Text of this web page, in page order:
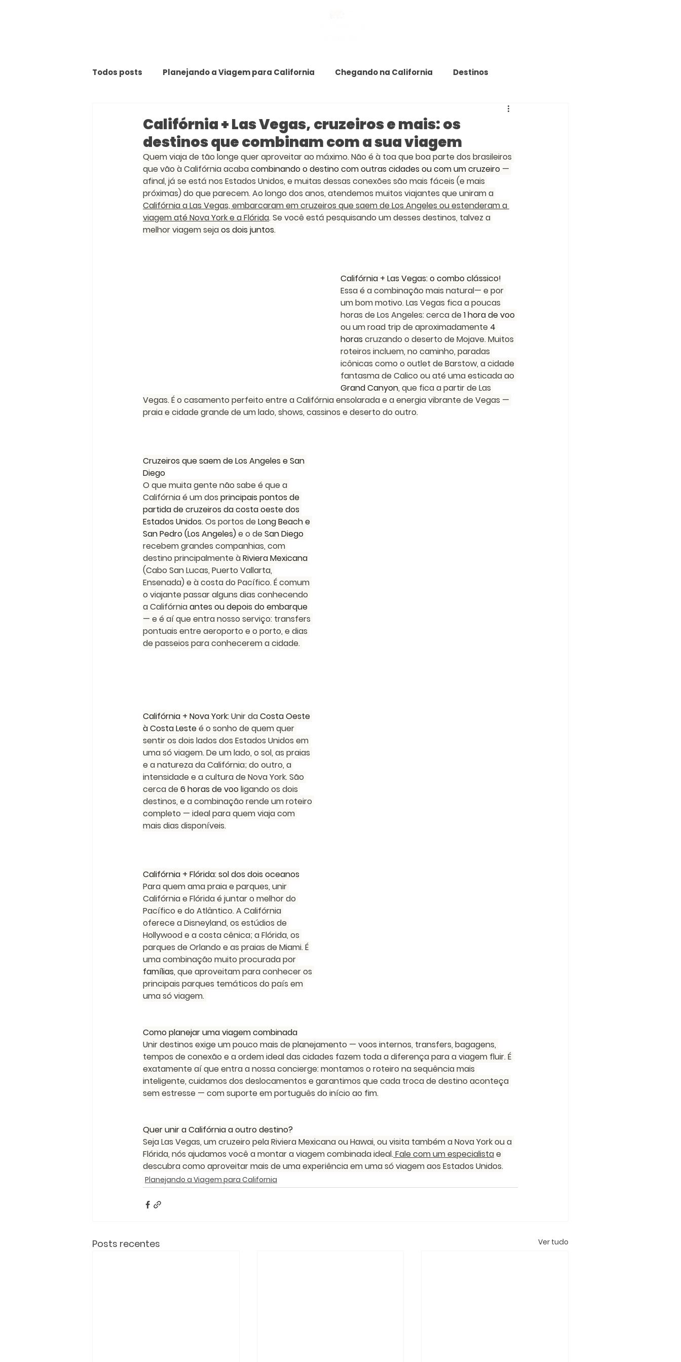
Todos posts Planejando a Viagem para California Chegando na California Destinos
Califórnia + Las Vegas, cruzeiros e mais: os
destinos que combinam com a sua viagem
Quem viaja de tão longe quer aproveitar ao máximo. Não é à toa que boa parte dos brasileiros
que vão à Califórnia acaba combinando o destino com outras cidades ou com um cruzeiro —
afinal, já se está nos Estados Unidos, e muitas dessas conexões são mais fáceis (e mais
próximas) do que parecem. Ao longo dos anos, atendemos muitos viajantes que uniram a
Califórnia a Las Vegas, embarcaram em cruzeiros que saem de Los Angeles ou estenderam a
viagem até Nova York e a Flórida. Se você está pesquisando um desses destinos, talvez a
melhor viagem seja os dois juntos.
Califórnia + Las Vegas: o combo clássico!
Essa é a combinação mais natural— e por
um bom motivo. Las Vegas fica a poucas
horas de Los Angeles: cerca de 1 hora de voo
ou um road trip de aproximadamente 4
horas cruzando o deserto de Mojave. Muitos
roteiros incluem, no caminho, paradas
icônicas como o outlet de Barstow, a cidade
fantasma de Calico ou até uma esticada ao
Grand Canyon, que fica a partir de Las
Vegas. É o casamento perfeito entre a Califórnia ensolarada e a energia vibrante de Vegas —
praia e cidade grande de um lado, shows, cassinos e deserto do outro.
Cruzeiros que saem de Los Angeles e San
Diego
O que muita gente não sabe é que a
Califórnia é um dos principais pontos de
partida de cruzeiros da costa oeste dos
Estados Unidos. Os portos de Long Beach e
San Pedro (Los Angeles) e o de San Diego
recebem grandes companhias, com
destino principalmente à Riviera Mexicana
(Cabo San Lucas, Puerto Vallarta,
Ensenada) e à costa do Pacífico. É comum
o viajante passar alguns dias conhecendo
a Califórnia antes ou depois do embarque
— e é aí que entra nosso serviço: transfers
pontuais entre aeroporto e o porto, e dias
de passeios para conhecerem a cidade.
Califórnia + Nova York: Unir da Costa Oeste
à Costa Leste é o sonho de quem quer
sentir os dois lados dos Estados Unidos em
uma só viagem. De um lado, o sol, as praias
e a natureza da Califórnia; do outro, a
intensidade e a cultura de Nova York. São
cerca de 6 horas de voo ligando os dois
destinos, e a combinação rende um roteiro
completo — ideal para quem viaja com
mais dias disponíveis.
Califórnia + Flórida: sol dos dois oceanos
Para quem ama praia e parques, unir
Califórnia e Flórida é juntar o melhor do
Pacífico e do Atlântico. A Califórnia
oferece a Disneyland, os estúdios de
Hollywood e a costa cênica; a Flórida, os
parques de Orlando e as praias de Miami. É
uma combinação muito procurada por
famílias, que aproveitam para conhecer os
principais parques temáticos do país em
uma só viagem.
Como planejar uma viagem combinada
Unir destinos exige um pouco mais de planejamento — voos internos, transfers, bagagens,
tempos de conexão e a ordem ideal das cidades fazem toda a diferença para a viagem fluir. É
exatamente aí que entra a nossa concierge: montamos o roteiro na sequência mais
inteligente, cuidamos dos deslocamentos e garantimos que cada troca de destino aconteça
sem estresse — com suporte em português do início ao fim.
Quer unir a Califórnia a outro destino?
Seja Las Vegas, um cruzeiro pela Riviera Mexicana ou Hawai, ou visita também a Nova York ou a
Flórida, nós ajudamos você a montar a viagem combinada ideal. Fale com um especialista e
descubra como aproveitar mais de uma experiência em uma só viagem aos Estados Unidos.
Planejando a Viagem para California
Posts recentes Ver tudo